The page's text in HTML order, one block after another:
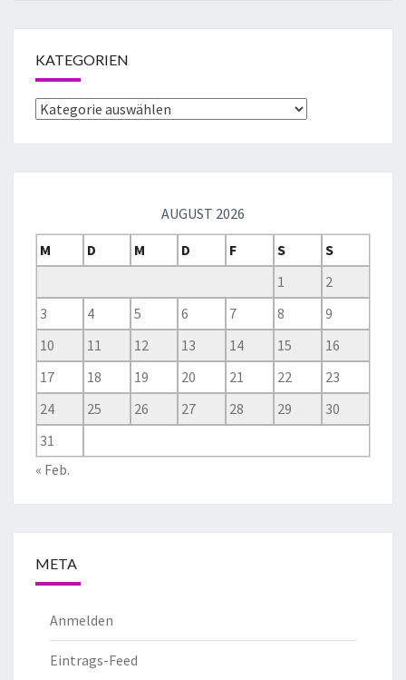
KATEGORIEN
AUGUST 2026
M
D M D F S
S
1
2
3
4 5 6 7 8
9
10
11 12 13 14 15
16
17
18 19 20 21 22
23
24
25 26 27 28 29
30
31
« Feb.
META
Anmelden
Eintrags-Feed